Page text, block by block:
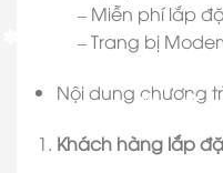
– Miễn phí lắp
– Trang bị
Nội dung chương
Khách hàng lắp